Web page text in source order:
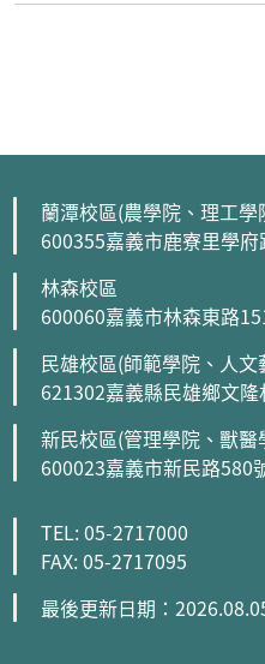
蘭潭校區(農學院、理工
600355嘉義市鹿寮里學
林森校區
600060嘉義市林森東路
民雄校區(師範學院、人文
621302嘉義縣民雄鄉文
新民校區(管理學院、獸醫
600023嘉義市新民路580
TEL: 05-2717000
FAX: 05-2717095
最後更新日期：